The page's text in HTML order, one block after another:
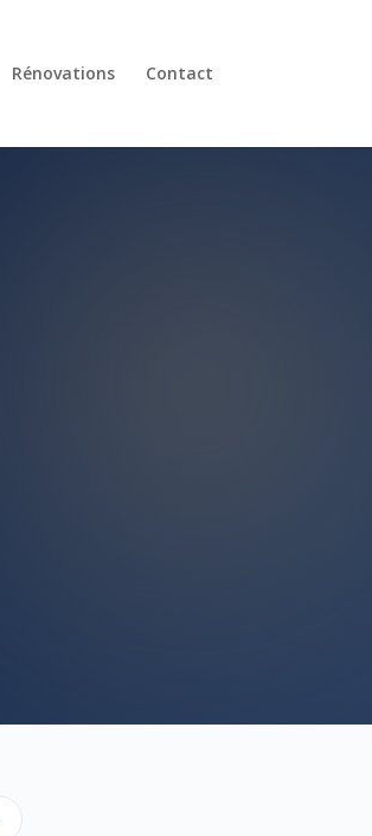
Rénovations Contact